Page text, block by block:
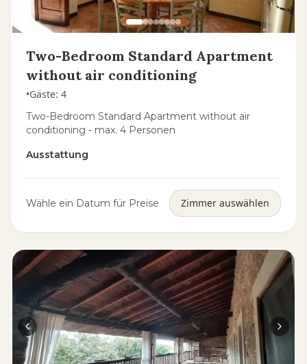
Two-Bedroom Standard Apartment
without air conditioning
•Gäste: 4
Two-Bedroom Standard Apartment without air
conditioning - max. 4 Personen
Ausstattung
Wähle ein Datum für Preise Zimmer auswählen